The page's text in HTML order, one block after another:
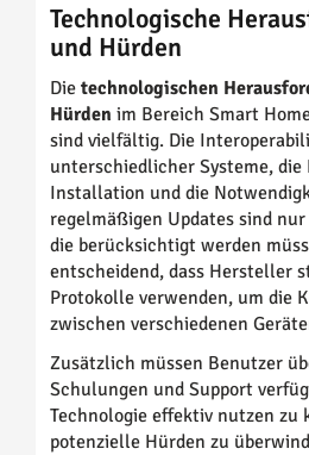
Technologische
und Hürden
Die technologischen
Hürden im Bereich Smart
sind vielfältig. Die
unterschiedlicher Systeme,
Installation und die
regelmäßigen Updates sind
die berücksichtigt werden
entscheidend, dass Hersteller
Protokolle verwenden, um die
zwischen verschiedenen
Zusätzlich müssen Benutzer
Schulungen und Support
Technologie effektiv nutzen zu
potenzielle Hürden zu